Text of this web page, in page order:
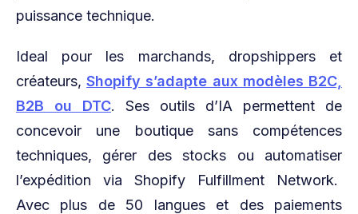
puissance technique.
Ideal pour les marchands, dropshippers et
créateurs,Shopify s’adapte aux modèles B2C,
B2B ou DTC. Ses outils d’IA permettent de
concevoir une boutique sans compétences
techniques, gérer des stocks ou automatiser
l’expédition via Shopify Fulfillment Network.
Avec plus de 50 langues et des paiements